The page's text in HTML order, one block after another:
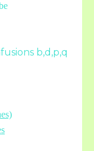
b,d,p,q